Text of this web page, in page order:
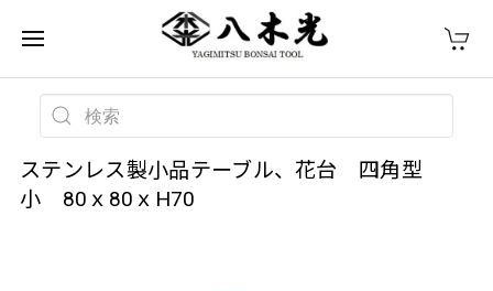
ステンレス製小品テーブル、花台 四角型
小 80ｘ80ｘH70